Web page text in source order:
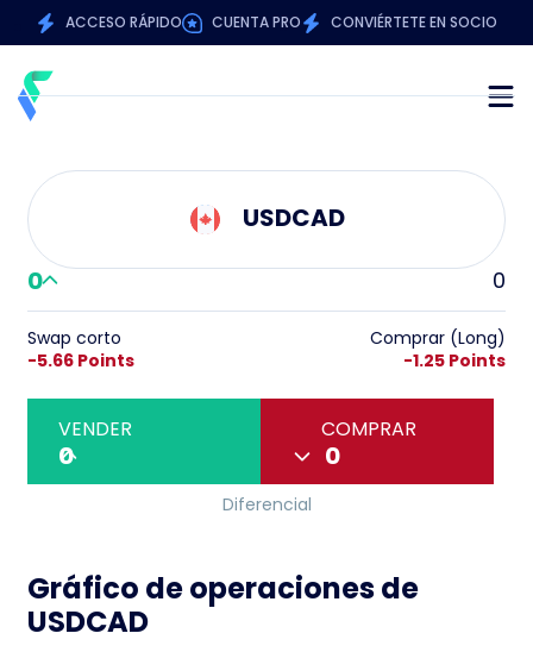
ACCESO RÁPIDO CUENTA PRO CONVIÉRTETE EN SOCIO
USDCAD
0
0
Swap corto
-5.66 Points
Comprar (Long)
-1.25 Points
VENDER
0
COMPRAR
0
Diferencial
Gráfico de operaciones de
USDCAD